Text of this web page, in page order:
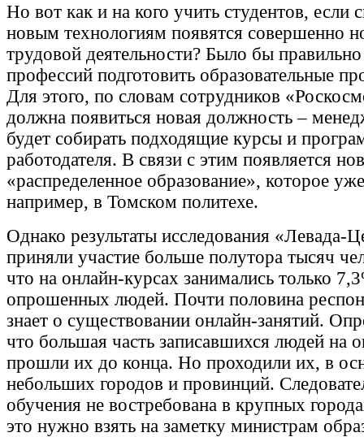
Но вот как и на кого учить студентов, если
новым технологиям появятся совершенно
трудовой деятельности? Было бы
профессий подготовить образовательные
Для этого, по словам сотрудников
должна появиться новая должность –
будет собирать подходящие курсы и
работодателя. В связи с этим появляется
«распределенное образование», которое
например, в Томском политехе.
Однако результаты исследования «Левада-
приняли участие больше полутора тысяч
что на онлайн-курсах занимались только
опрошенных людей. Почти половина
знает о существовании онлайн-занятий.
что большая часть записавшихся людей на
прошли их до конца. Но проходили их, в
небольших городов и провинций.
обучения не востребована в крупных
это нужно взять на заметку министрам